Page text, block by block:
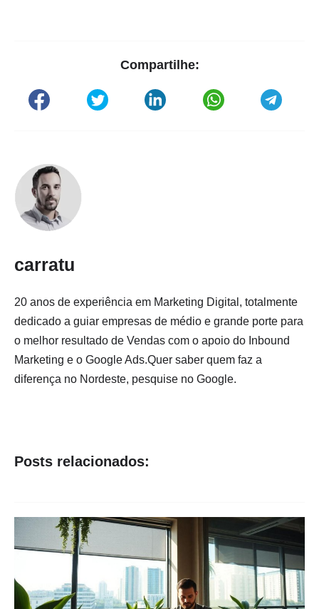
Compartilhe:
carratu
20 anos de experiência em Marketing Digital, totalmente
dedicado a guiar empresas de médio e grande porte para
o melhor resultado de Vendas com o apoio do Inbound
Marketing e o Google Ads.Quer saber quem faz a
diferença no Nordeste, pesquise no Google.
Posts relacionados: